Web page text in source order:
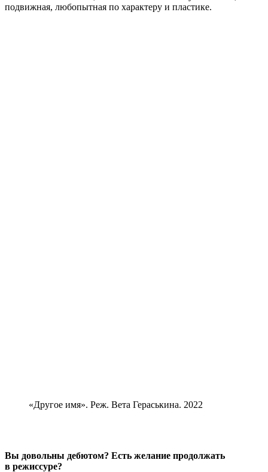
подвижная, любопытная по характеру и пластике.
«Другое имя». Реж. Вета Гераськина. 2022
Вы довольны дебютом? Есть желание продолжать
в режиссуре?